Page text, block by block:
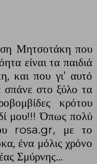
Μητσοτάκη που
είναι τα παιδιά
και που γι’ αυτό
σπάνε στο ξύλο τα
κρότου
μου!!! Όπως πολύ
rosa.gr, με το
ένα μόλις χρόνο
Σμύρνης…